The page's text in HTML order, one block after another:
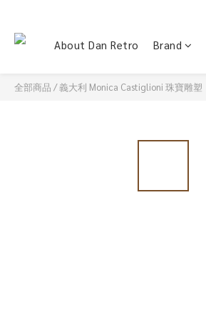
About Dan Retro Brand
全部商品 /義大利 Monica Castiglioni 珠寶雕塑